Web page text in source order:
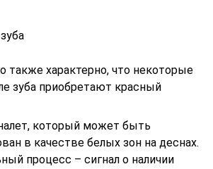
также характерно, что некоторые
зуба приобретают красный
который может быть
в качестве белых зон на деснах.
процесс – сигнал о наличии